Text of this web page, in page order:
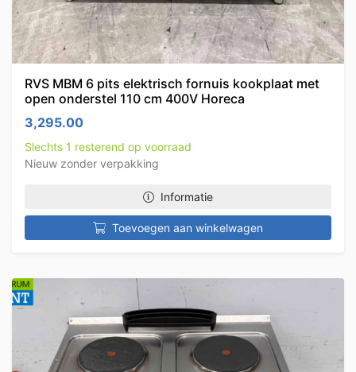
RVS MBM 6 pits elektrisch fornuis kookplaat met
open onderstel 110 cm 400V Horeca
3,295.00
Slechts 1 resterend op voorraad
Nieuw zonder verpakking
Informatie
Toevoegen aan winkelwagen